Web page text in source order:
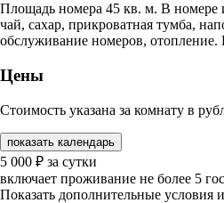
Площадь номера 45 кв. м. В номере
чай, сахар, прикроватная тумба,
обслуживание номеров,
Цены
Стоимость указана за комнату в
показать календарь
5 000 ₽ за сутки
включает проживание не более 5
Показать дополнительные условия